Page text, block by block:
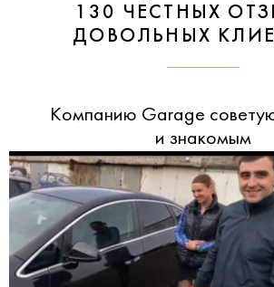
130 ЧЕСТНЫХ
ДОВОЛЬНЫХ
Компанию Garage
и знакомым